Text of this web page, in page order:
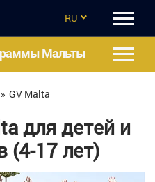
RU
CZ
ES
Мальты
» GV Malta
для детей и
(4-17 лет)